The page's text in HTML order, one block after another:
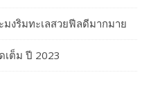
มงริมทะเลสวยฟีลดีมากมาย
เต็ม ปี 2023